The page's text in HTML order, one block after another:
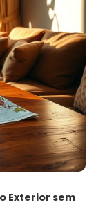
Exterior sem